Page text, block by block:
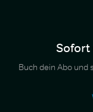
Sofort
Buch dein Abo